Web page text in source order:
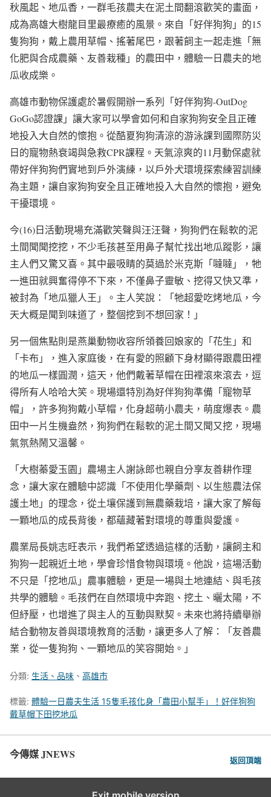
秋風起、地瓜香，一群毛孩農夫在泥土間翻滾歡笑的畫面，
成為高雄大樹龍目里最療癒的風景。來自「好伴狗狗」的15
隻狗狗，戴上農用草帽、搖著尾巴，跟著飼主一起走進「無
化肥與合成農藥、友善栽種」的農田中，體驗一日農夫的地
瓜收成樂。
高雄市動物保護處於暑假開辦一系列「好伴狗狗-OutDog
GoGo認證課」讓大家可以學會如何和自家狗狗安全且正確
地投入大自然的懷抱。從酷夏狗狗清涼的游泳課到國際防災
日的寵物熱衰竭與急救CPR課程。天氣涼爽的11月動保處就
帶好伴狗狗們實地到戶外演練，以戶外犬環境探索練習訓練
為主題，讓自家狗狗安全且正確地投入大自然的懷抱，避免
干擾環境。
今(16)日活動現場充滿歡笑聲與汪汪聲，狗狗們在鬆軟的泥
土間聞聞挖挖，不少毛孩甚至用鼻子幫忙找出地瓜蹤影，讓
主人們又驚又喜。其中最吸睛的莫過於米克斯「噠噠」，牠
一進田就興奮得停不下來，不僅鼻子靈敏、挖得又快又準，
被封為「地瓜獵人王」。主人笑說：「牠超愛吃烤地瓜，今
天大概是聞到味道了，整個挖到不想回家！」
另一個焦點則是燕巢動物收容所領養回娘家的「花生」和
「卡布」，進入家庭後，在有愛的照顧下身材顯得跟農田裡
的地瓜一樣圓潤，這天，他們戴著草帽在田裡滾來滾去，逗
得所有人哈哈大笑。現場還特別為好伴狗狗準備「寵物草
帽」，許多狗狗戴小草帽，化身超萌小農夫，萌度爆表。農
田中一片生機盎然，狗狗們在鬆軟的泥土間又聞又挖，現場
氣氛熱鬧又溫馨。
「大樹蓁愛玉園」農場主人謝詠郎也親自分享友善耕作理
念，讓大家在體驗中認識「不使用化學藥劑、以生態農法保
護土地」的理念，從土壤保護到無農藥栽培，讓大家了解每
一顆地瓜的成長背後，都蘊藏著對環境的尊重與愛護。
農業局長姚志旺表示，我們希望透過這樣的活動，讓飼主和
狗狗一起親近土地，學會珍惜食物與環境。他說，這場活動
不只是「挖地瓜」農事體驗，更是一場與土地連結、與毛孩
共學的體驗。毛孩們在自然環境中奔跑、挖土、曬太陽，不
但紓壓，也增進了與主人的互動與默契。未來也將持續舉辦
結合動物友善與環境教育的活動，讓更多人了解：「友善農
業，從一隻狗狗、一顆地瓜的笑容開始。」
分類: 生活、品味 、 高雄市
標籤: 體驗一日農夫生活 15隻毛孩化身「農田小幫手」！好伴狗狗
戴草帽下田挖地瓜
今傳媒 JNEWS 返回頂端